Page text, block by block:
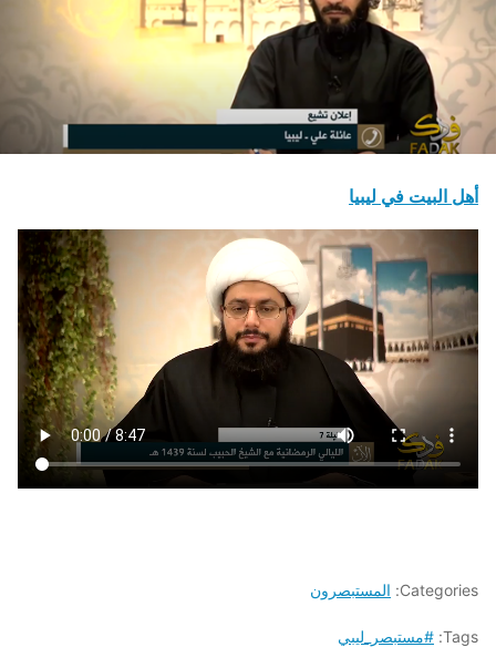
أهل البيت في ليبيا
Categories: المستبصرون
Tags: #مستبصر_ليبي